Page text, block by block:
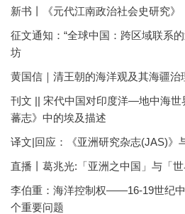
新书丨《元代江南政治社会史研究》
征文通知：“全球中国：跨区域联系
坊
黄国信｜清王朝的海洋观及其海疆治
刊文 || 宋代中国对印度洋—地中海世
蕃志》中的埃及描述
译文|回应：《亚洲研究杂志(JAS)》
直播丨葛兆光:「亚洲之中国」与「
李伯重：海洋控制权——16-19世纪
个重要问题